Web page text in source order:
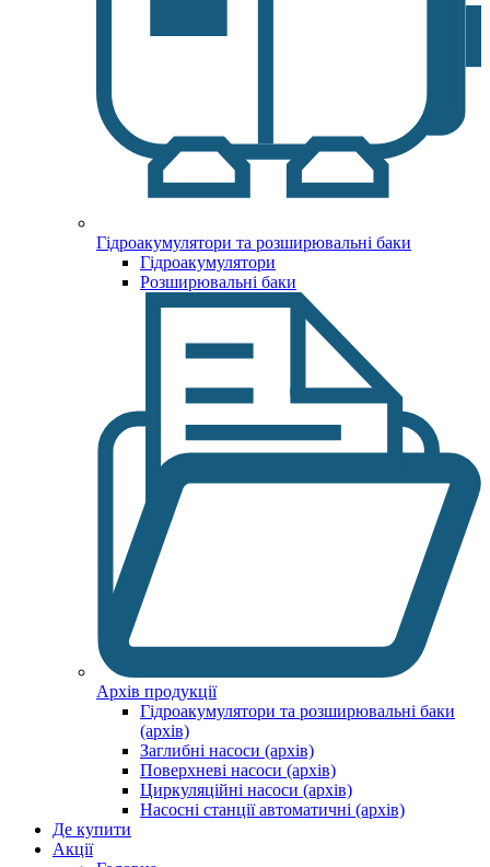
Гідроакумулятори та розширювальні баки
Гідроакумулятори
Розширювальні баки
Архів продукції
Гідроакумулятори та розширювальні баки
(архів)
Заглибні насоси (архів)
Поверхневі насоси (архів)
Циркуляційні насоси (архів)
Насосні станції автоматичні (архів)
Де купити
Акції